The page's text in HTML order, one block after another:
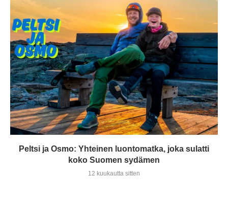
Peltsi ja Osmo: Yhteinen luontomatka, joka sulatti
koko Suomen sydämen
12 kuukautta sitten